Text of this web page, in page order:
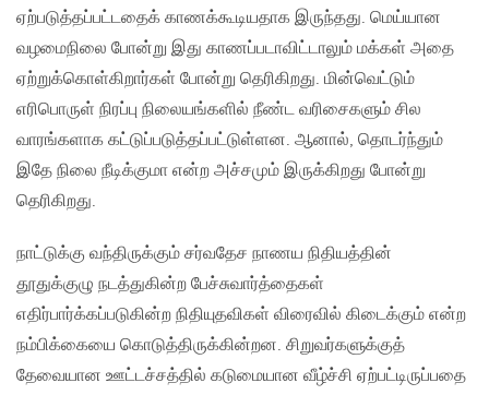
ஏற்படுத்தப்பட்டதைக் காணக்கூடியதாக இருந்தது. மெய்யான
வழமைநிலை போன்று இது காணப்படாவிட்டாலும் மக்கள் அதை
ஏற்றுக்கொள்கிறார்கள் போன்று தெரிகிறது. மின்வெட்டும்
எரிபொருள் நிரப்பு நிலையங்களில் நீண்ட வரிசைகளும் சில
வாரங்களாக கட்டுப்படுத்தப்பட்டுள்ளன. ஆனால், தொடர்ந்தும்
இதே நிலை நீடிக்குமா என்ற அச்சமும் இருக்கிறது போன்று
தெரிகிறது.
நாட்டுக்கு வந்திருக்கும் சர்வதேச நாணய நிதியத்தின்
தூதுக்குழு நடத்துகின்ற பேச்சுவார்த்தைகள்
எதிர்பார்க்கப்படுகின்ற நிதியுதவிகள் விரைவில் கிடைக்கும் என்ற
நம்பிக்கையை கொடுத்திருக்கின்றன. சிறுவர்களுக்குத்
தேவையான ஊட்டச்சத்தில் கடுமையான வீழ்ச்சி ஏற்பட்டிருப்பதை